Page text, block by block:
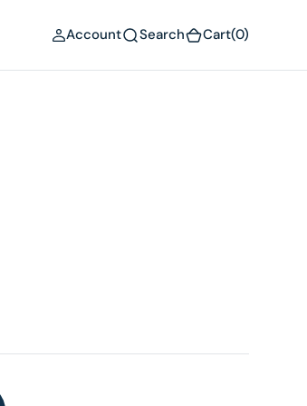
Account Search Cart(0)